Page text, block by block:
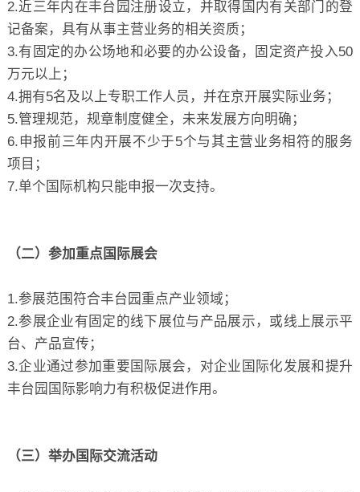
2.近三年内在丰台园注册设立，并取得国内有关部门的登
记备案，具有从事主营业务的相关资质；
3.有固定的办公场地和必要的办公设备，固定资产投入50
万元以上；
4.拥有5名及以上专职工作人员，并在京开展实际业务；
5.管理规范，规章制度健全，未来发展方向明确；
6.申报前三年内开展不少于5个与其主营业务相符的服务
项目；
7.单个国际机构只能申报一次支持。
（二）参加重点国际展会
1.参展范围符合丰台园重点产业领域；
2.参展企业有固定的线下展位与产品展示，或线上展示平
台、产品宣传；
3.企业通过参加重要国际展会，对企业国际化发展和提升
丰台园国际影响力有积极促进作用。
（三）举办国际交流活动